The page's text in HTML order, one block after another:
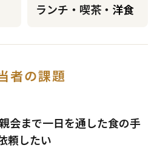
ランチ・喫茶・ 洋食
者の課題
会まで一日を通した食の手
頼したい